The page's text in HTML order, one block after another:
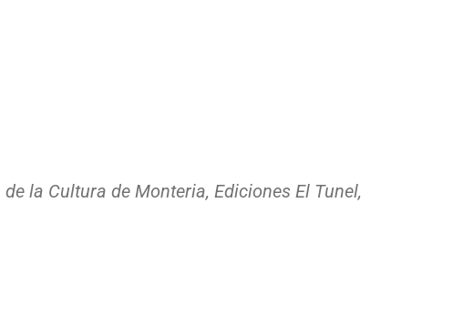
de la Cultura de Monteria, Ediciones El Tunel,